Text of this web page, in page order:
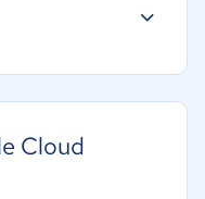
Cloud